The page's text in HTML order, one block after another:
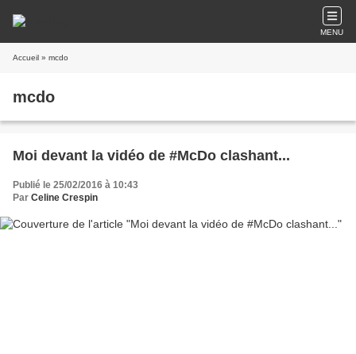
MENU
Accueil » mcdo
mcdo
Moi devant la vidéo de #McDo clashant...
Publié le 25/02/2016 à 10:43
Par Celine Crespin